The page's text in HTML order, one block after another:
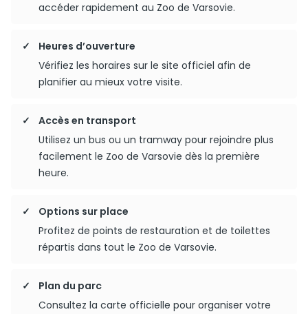
accéder rapidement au Zoo de Varsovie.
Heures d’ouverture
Vérifiez les horaires sur le site officiel afin de
planifier au mieux votre visite.
Accès en transport
Utilisez un bus ou un tramway pour rejoindre plus
facilement le Zoo de Varsovie dès la première
heure.
Options sur place
Profitez de points de restauration et de toilettes
répartis dans tout le Zoo de Varsovie.
Plan du parc
Consultez la carte officielle pour organiser votre